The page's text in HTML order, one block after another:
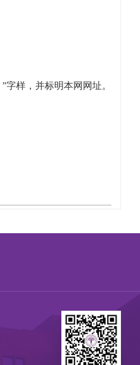
字样，并标明本网网址。